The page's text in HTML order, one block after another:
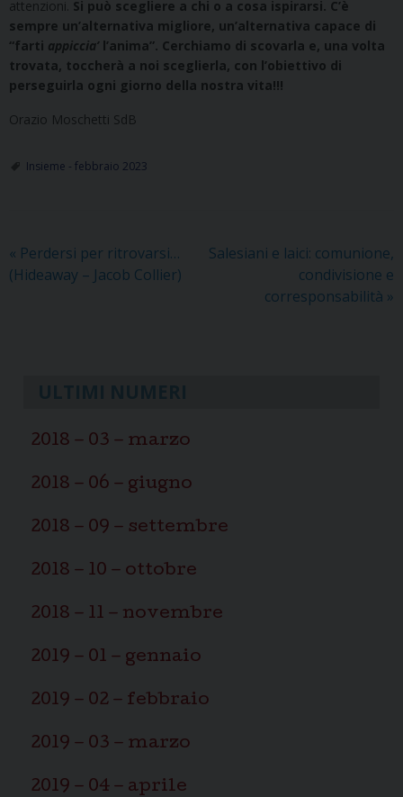
attenzioni. Si può scegliere a chi o a cosa ispirarsi. C’è
sempre un’alternativa migliore, un’alternativa capace di
“farti appiccia’l’anima”. Cerchiamo di scovarla e, una volta
trovata, toccherà a noi sceglierla, con l’obiettivo di
perseguirla ogni giorno della nostra vita!!!
Orazio Moschetti SdB
Insieme - febbraio 2023
« Perdersi per ritrovarsi…
(Hideaway – Jacob Collier)
Salesiani e laici: comunione,
condivisione e
corresponsabilità »
2018 – 03 – marzo
2018 – 06 – giugno
2018 – 09 – settembre
2018 – 10 – ottobre
2018 – 11 – novembre
2019 – 01 – gennaio
2019 – 02 – febbraio
2019 – 03 – marzo
2019 – 04 – aprile